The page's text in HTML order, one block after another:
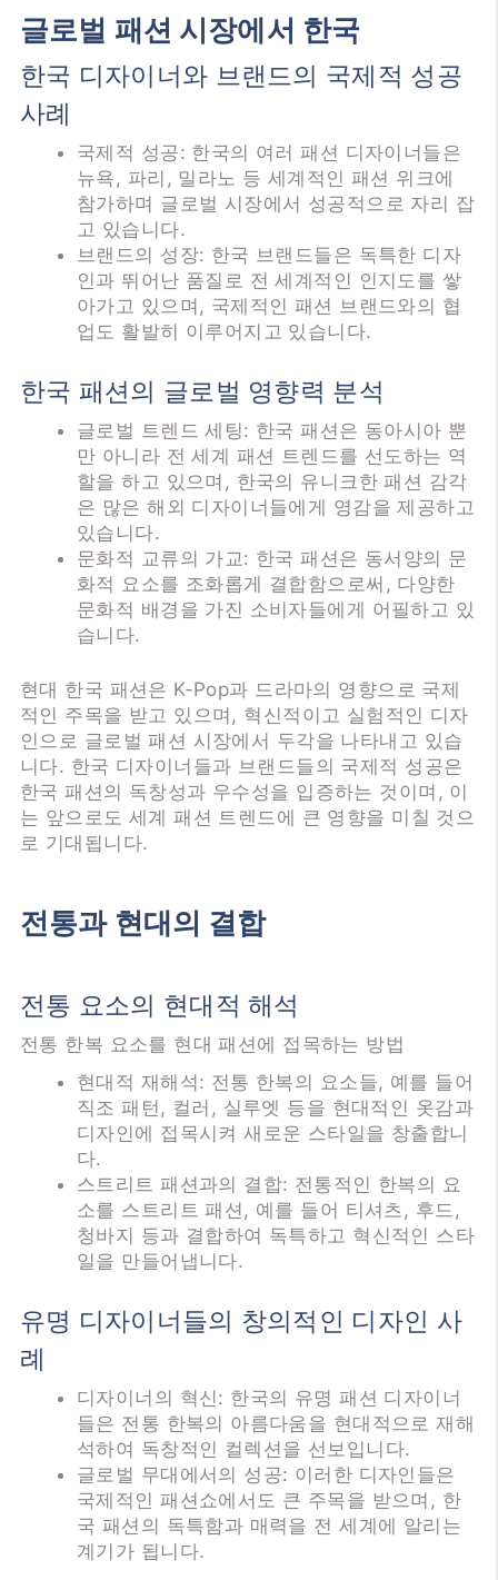
글로벌 패션 시장에서 한국
한국 디자이너와 브랜드의 국제적 성공
사례
국제적 성공: 한국의 여러 패션 디자이너들은
뉴욕, 파리, 밀라노 등 세계적인 패션 위크에
참가하며 글로벌 시장에서 성공적으로 자리 잡
고 있습니다.
브랜드의 성장: 한국 브랜드들은 독특한 디자
인과 뛰어난 품질로 전 세계적인 인지도를 쌓
아가고 있으며, 국제적인 패션 브랜드와의 협
업도 활발히 이루어지고 있습니다.
한국 패션의 글로벌 영향력 분석
글로벌 트렌드 세팅: 한국 패션은 동아시아 뿐
만 아니라 전 세계 패션 트렌드를 선도하는 역
할을 하고 있으며, 한국의 유니크한 패션 감각
은 많은 해외 디자이너들에게 영감을 제공하고
있습니다.
문화적 교류의 가교: 한국 패션은 동서양의 문
화적 요소를 조화롭게 결합함으로써, 다양한
문화적 배경을 가진 소비자들에게 어필하고 있
습니다.
현대 한국 패션은 K-Pop과 드라마의 영향으로 국제
적인 주목을 받고 있으며, 혁신적이고 실험적인 디자
인으로 글로벌 패션 시장에서 두각을 나타내고 있습
니다. 한국 디자이너들과 브랜드들의 국제적 성공은
한국 패션의 독창성과 우수성을 입증하는 것이며, 이
는 앞으로도 세계 패션 트렌드에 큰 영향을 미칠 것으
로 기대됩니다.
전통과 현대의 결합
전통 요소의 현대적 해석
전통 한복 요소를 현대 패션에 접목하는 방법
현대적 재해석: 전통 한복의 요소들, 예를 들어
직조 패턴, 컬러, 실루엣 등을 현대적인 옷감과
디자인에 접목시켜 새로운 스타일을 창출합니
다.
스트리트 패션과의 결합: 전통적인 한복의 요
소를 스트리트 패션, 예를 들어 티셔츠, 후드,
청바지 등과 결합하여 독특하고 혁신적인 스타
일을 만들어냅니다.
유명 디자이너들의 창의적인 디자인 사
례
디자이너의 혁신: 한국의 유명 패션 디자이너
들은 전통 한복의 아름다움을 현대적으로 재해
석하여 독창적인 컬렉션을 선보입니다.
글로벌 무대에서의 성공: 이러한 디자인들은
국제적인 패션쇼에서도 큰 주목을 받으며, 한
국 패션의 독특함과 매력을 전 세계에 알리는
계기가 됩니다.